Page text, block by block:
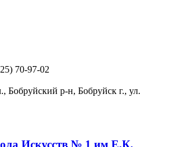
70-97-02
Бобруйский р-н, Бобруйск г., ул.